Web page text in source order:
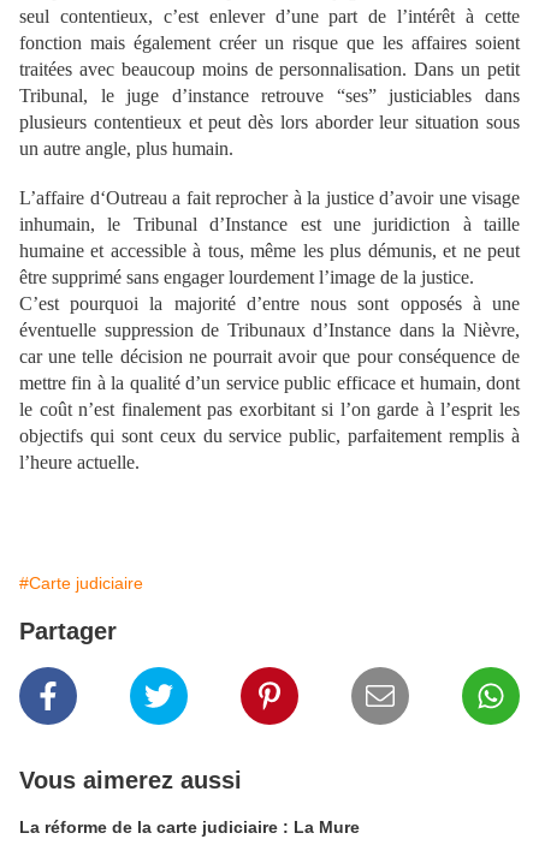
seul contentieux, c’est enlever d’une part de l’intérêt à cette
fonction mais également créer un risque que les affaires soient
traitées avec beaucoup moins de personnalisation. Dans un petit
Tribunal, le juge d’instance retrouve “ses” justiciables dans
plusieurs contentieux et peut dès lors aborder leur situation sous
un autre angle, plus humain.
L’affaire d‘Outreau a fait reprocher à la justice d’avoir une visage
inhumain, le Tribunal d’Instance est une juridiction à taille
humaine et accessible à tous, même les plus démunis, et ne peut
être supprimé sans engager lourdement l’image de la justice.
C’est pourquoi la majorité d’entre nous sont opposés à une
éventuelle suppression de Tribunaux d’Instance dans la Nièvre,
car une telle décision ne pourrait avoir que pour conséquence de
mettre fin à la qualité d’un service public efficace et humain, dont
le coût n’est finalement pas exorbitant si l’on garde à l’esprit les
objectifs qui sont ceux du service public, parfaitement remplis à
l’heure actuelle.
#Carte judiciaire
Partager
Vous aimerez aussi
La réforme de la carte judiciaire : La Mure